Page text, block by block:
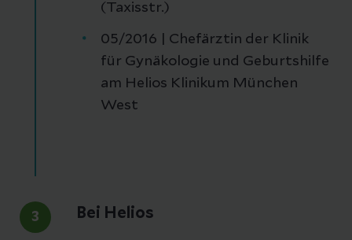
(Taxisstr.)
05/2016 | Chefärztin der Klinik
für Gynäkologie und Geburtshilfe
am Helios Klinikum München
West
3 Bei Helios